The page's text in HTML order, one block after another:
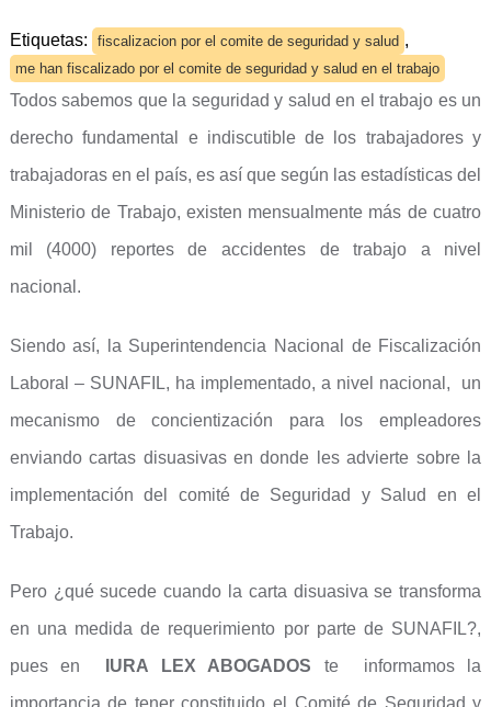
Etiquetas: fiscalizacion por el comite de seguridad y salud ,
me han fiscalizado por el comite de seguridad y salud en el trabajo
Todos sabemos que la seguridad y salud en el trabajo es un
derecho fundamental e indiscutible de los trabajadores y
trabajadoras en el país, es así que según las estadísticas del
Ministerio de Trabajo, existen mensualmente más de cuatro
mil (4000) reportes de accidentes de trabajo a nivel
nacional.
Siendo así, la Superintendencia Nacional de Fiscalización
Laboral – SUNAFIL, ha implementado, a nivel nacional, un
mecanismo de concientización para los empleadores
enviando cartas disuasivas en donde les advierte sobre la
implementación del comité de Seguridad y Salud en el
Trabajo.
Pero ¿qué sucede cuando la carta disuasiva se transforma
en una medida de requerimiento por parte de SUNAFIL?,
pues en
IURA LEX ABOGADOS te informamos la
importancia de tener constituido el Comité de Seguridad y